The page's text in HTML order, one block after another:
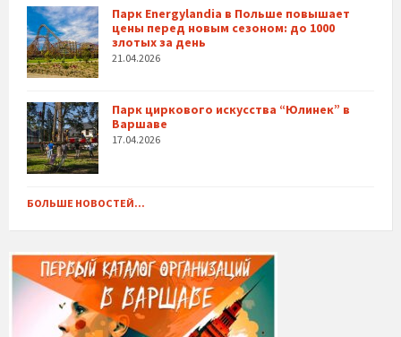
Парк Energylandia в Польше повышает
цены перед новым сезоном: до 1000
злотых за день
21.04.2026
Парк циркового искусства “Юлинек” в
Варшаве
17.04.2026
БОЛЬШЕ НОВОСТЕЙ...